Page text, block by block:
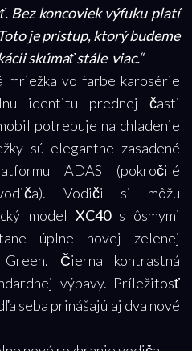
Bez koncoviek výfuku platí
je prístup, ktorý budeme
skúmať stále viac.“
mriežka vo farbe karosérie
identitu prednej časti
potrebuje na chladenie
sú elegantne zasadené
ADAS (pokročilé
Vodiči si môžu
model XC40s ôsmymi
úplne novej zelenej
Čierna kontrastná
výbavy. Príležitosť
seba prinášajú aj dva nové